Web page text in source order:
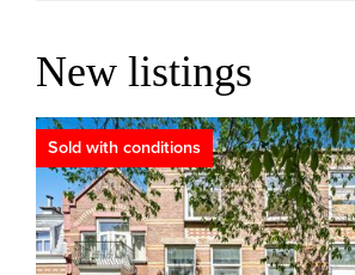
› BEKIJK ALLES
New listings
Sold with conditions